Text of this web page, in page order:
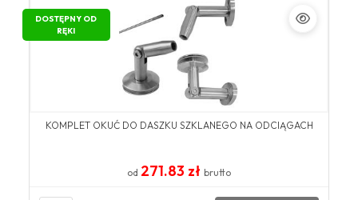
DOSTĘPNY OD
RĘKI
KOMPLET OKUĆ DO DASZKU SZKLANEGO NA ODCIĄGACH
od 271.83 zł brutto